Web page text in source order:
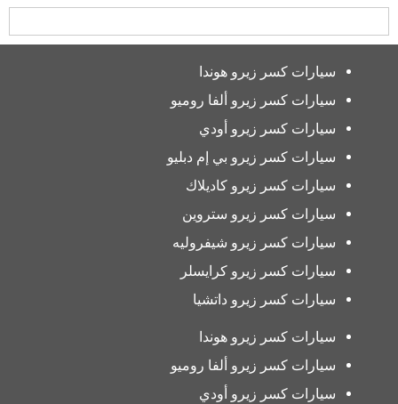
سيارات كسر زيرو هوندا
سيارات كسر زيرو ألفا روميو
سيارات كسر زيرو أودي
سيارات كسر زيرو بي إم دبليو
سيارات كسر زيرو كاديلاك
سيارات كسر زيرو ستروين
سيارات كسر زيرو شيفروليه
سيارات كسر زيرو كرايسلر
سيارات كسر زيرو داتشيا
سيارات كسر زيرو هوندا
سيارات كسر زيرو ألفا روميو
سيارات كسر زيرو أودي